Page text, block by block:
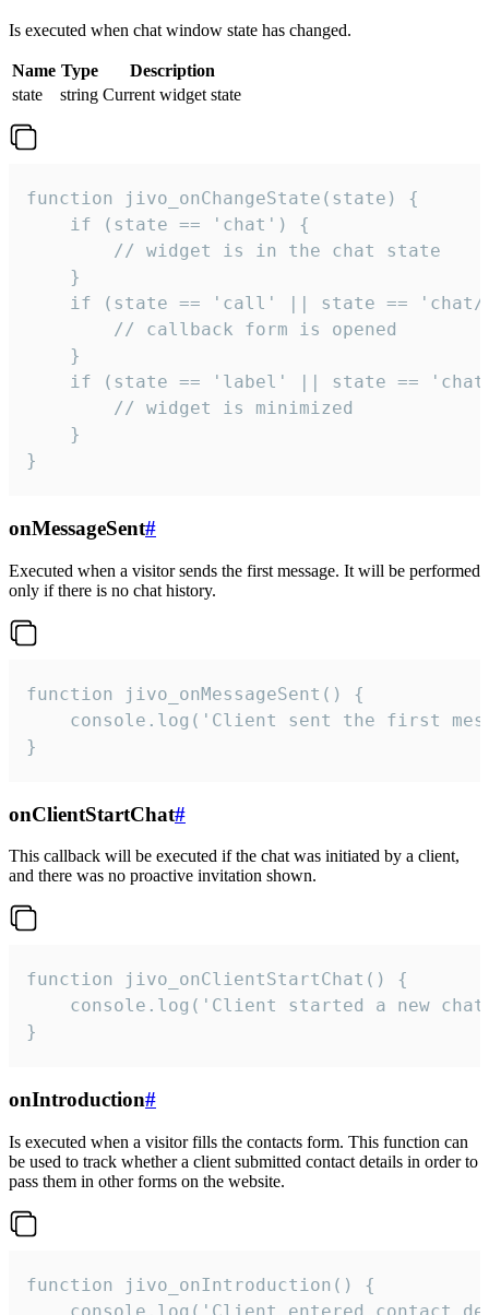
Is executed when chat window state has changed.
Name Type
Description
state
string Current widget state
function jivo_onChangeState(state) {
    if (state == 'chat') {
        // widget is in the chat state
    }
if (state == 'call' || state ==
        // callback form is opened
    }
if (state == 'label' || state ==
        // widget is minimized
    }
}
onMessageSent#
Executed when a visitor sends the first message. It will be performed
only if there is no chat history.
function jivo_onMessageSent() {
console.log('Client sent the first
}
onClientStartChat#
This callback will be executed if the chat was initiated by a client,
and there was no proactive invitation shown.
function jivo_onClientStartChat() {
console.log('Client started a new
}
onIntroduction#
Is executed when a visitor fills the contacts form. This function can
be used to track whether a client submitted contact details in order to
pass them in other forms on the website.
function jivo_onIntroduction() {